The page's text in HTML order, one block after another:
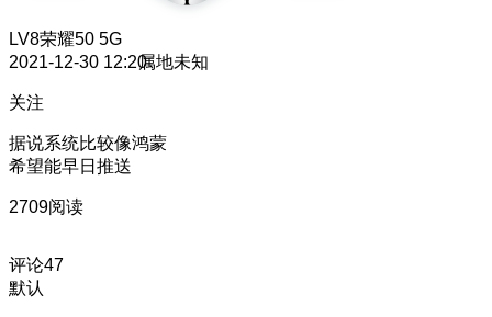
LV8荣耀50 5G
2021-12-30 12:20属地未知
关注
据说系统比较像鸿蒙
希望能早日推送
2709阅读
评论47
默认